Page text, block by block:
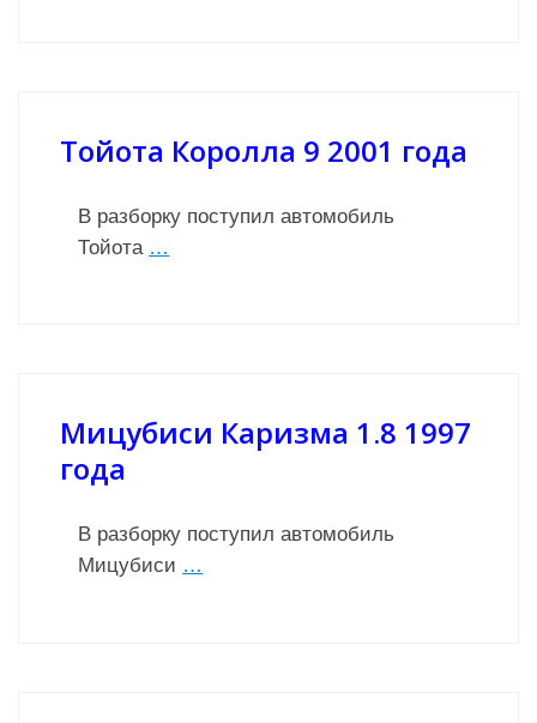
Тойота Королла 9 2001 года
В разборку поступил автомобиль
Тойота …
Мицубиси Каризма 1.8 1997
года
В разборку поступил автомобиль
Мицубиси …